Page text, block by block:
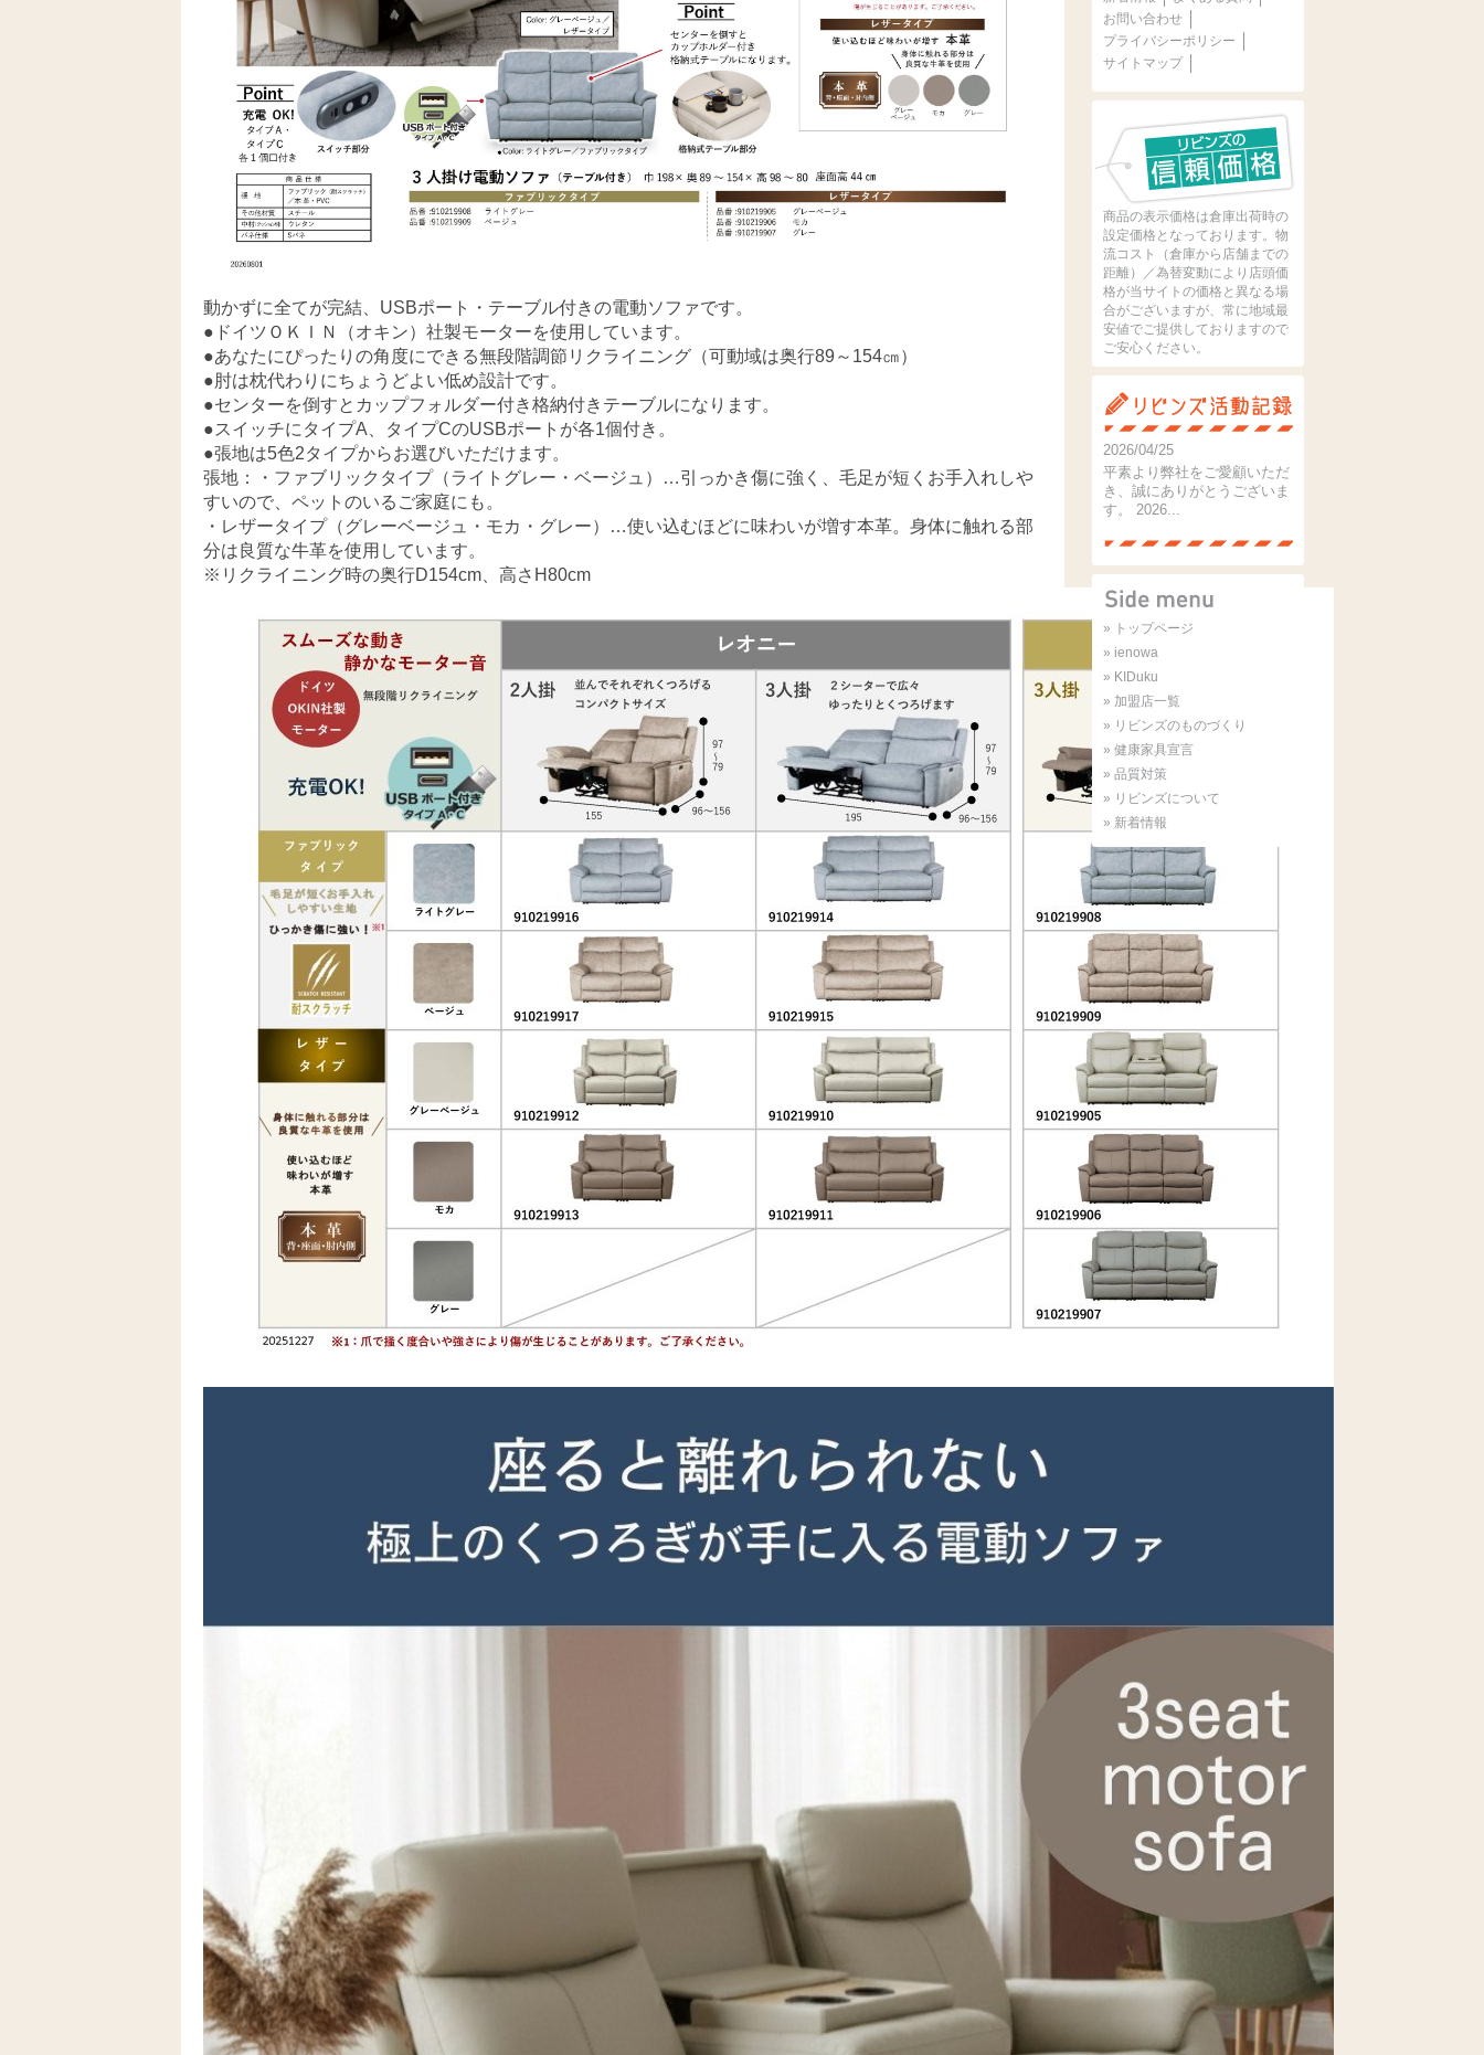
動かずに全てが完結、USBポート・テーブル付きの電動ソファです。
●ドイツＯＫＩＮ（オキン）社製モーターを使用しています。
●あなたにぴったりの角度にできる無段階調節リクライニング（可動域は奥行89～154㎝）
●肘は枕代わりにちょうどよい低め設計です。
●センターを倒すとカップフォルダー付き格納付きテーブルになります。
●スイッチにタイプA、タイプCのUSBポートが各1個付き。
●張地は5色2タイプからお選びいただけます。
張地：・ファブリックタイプ（ライトグレー・ベージュ）…引っかき傷に強く、毛足が短くお手入れしや
すいので、ペットのいるご家庭にも。
・レザータイプ（グレーベージュ・モカ・グレー）…使い込むほどに味わいが増す本革。身体に触れる部
分は良質な牛革を使用しています。
※リクライニング時の奥行D154cm、高さH80cm
お問い合わせ
プライバシーポリシー
サイトマップ
商品の表示価格は倉庫出荷時の
設定価格となっております。物
流コスト（倉庫から店舗までの
距離）／為替変動により店頭価
格が当サイトの価格と異なる場
合がございますが、常に地域最
安値でご提供しておりますので
ご安心ください。
2026/04/25
平素より弊社をご愛顧いただ
き、誠にありがとうございま
す。 2026...
» トップページ
» ienowa
» KIDuku
» 加盟店一覧
» リビンズのものづくり
» 健康家具宣言
» 品質対策
» リビンズについて
» 新着情報